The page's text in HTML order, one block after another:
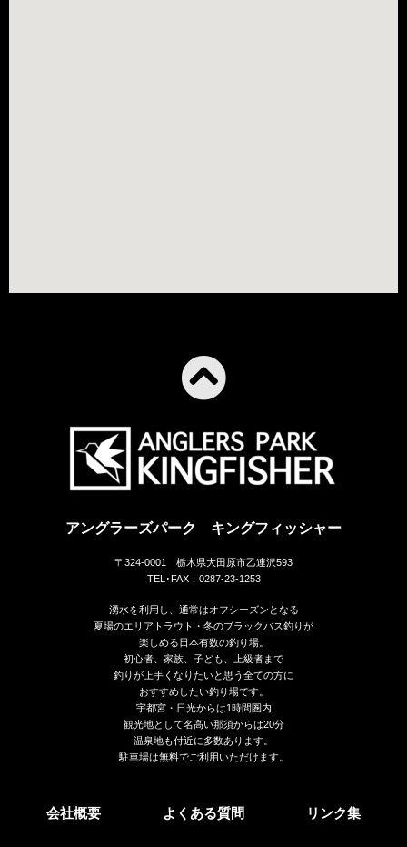
アングラーズパーク キングフィッシャー
〒324-0001 栃木県大田原市乙連沢593
TEL･FAX：0287-23-1253
湧水を利用し、通常はオフシーズンとなる
夏場のエリアトラウト・冬のブラックバス釣りが
楽しめる日本有数の釣り場。
初心者、家族、子ども、上級者まで
釣りが上手くなりたいと思う全ての方に
おすすめしたい釣り場です。
宇都宮・日光からは1時間圏内
観光地として名高い那須からは20分
温泉地も付近に多数あります。
駐車場は無料でご利用いただけます。
会社概要 よくある質問 リンク集